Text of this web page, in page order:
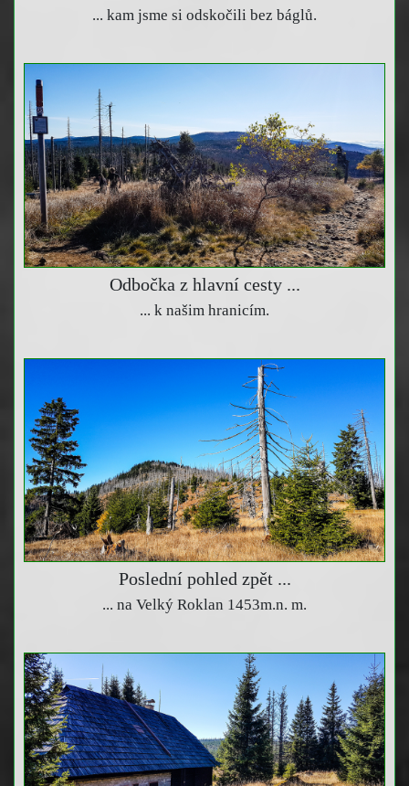
... kam jsme si odskočili bez báglů.
Odbočka z hlavní cesty ...
... k našim hranicím.
Poslední pohled zpět ...
... na Velký Roklan 1453m.n. m.